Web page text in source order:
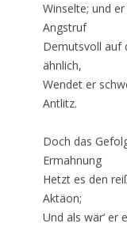
Winselte; und
Angstruf
Demutsvoll auf
ähnlich,
Wendet er
Antlitz.
Doch das
Ermahnung
Hetzt es den
Aktäon;
Und als wär‘ er